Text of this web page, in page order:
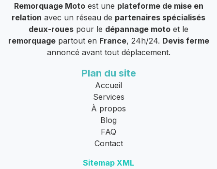
Remorquage Motoest une plateforme de mise en
relation avec un réseau de partenaires spécialisés
deux-roues pour le dépannage moto et le
remorquagepartout en France, 24h/24. Devis ferme
annoncé avant tout déplacement.
Plan du site
Accueil
Services
À propos
Blog
FAQ
Contact
Sitemap XML